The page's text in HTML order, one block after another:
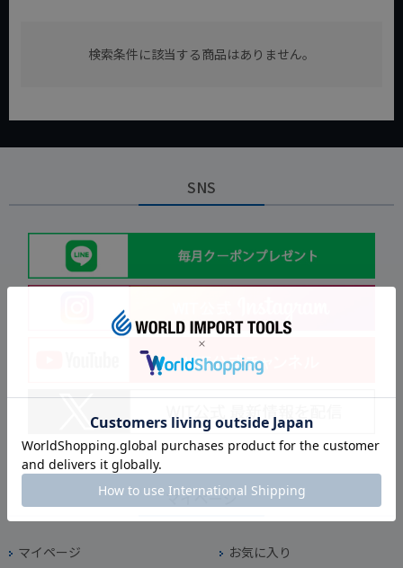
検索条件に該当する商品はありません。
SNS
マイページ
マイページ
お気に入り